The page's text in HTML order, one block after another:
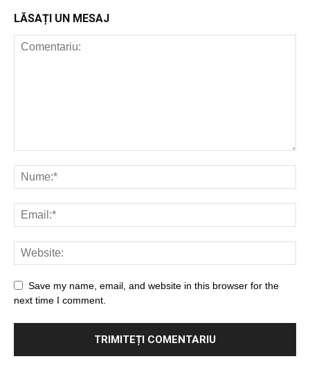
LĂSAȚI UN MESAJ
Save my name, email, and website in this browser for the
next time I comment.